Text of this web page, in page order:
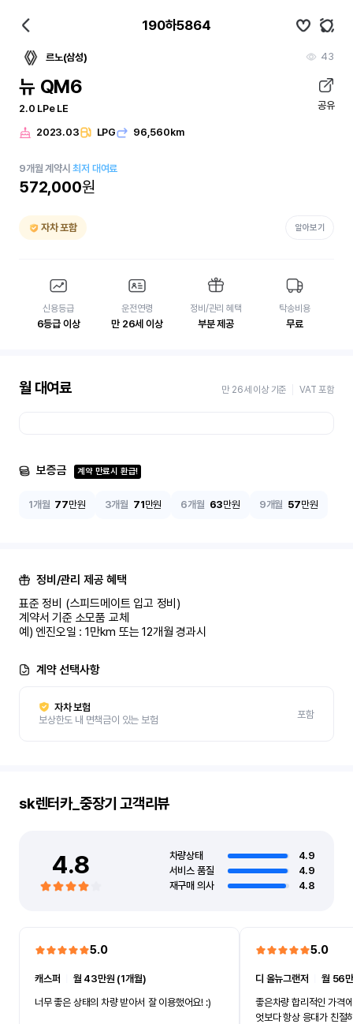
190하5864
르노(삼성) 43
뉴 QM6
2.0 LPe LE 공유
2023.03 LPG 96,560km
9개월 계약시최저 대여료
572,000원
자차 포함 알아보기
신용등급
6등급 이상
운전연령
만 26세 이상
정비/관리 혜택
부분 제공
탁송비용
무료
월 대여료 만 26세 이상 기준 VAT 포함
보증금 계약 만료시 환급!
1개월 77만원 3개월 71만원 6개월 63만원 9개월 57만원
정비/관리 제공 혜택
표준 정비 (스피드메이트 입고 정비)
계약서 기준 소모품 교체
예) 엔진오일 : 1만km 또는 12개월 경과시
계약 선택사항
자차 보험
보상한도 내 면책금이 있는 보험
포함
sk렌터카_중장기 고객리뷰
4.8 차량상태
4.9
서비스 품질
4.9
재구매 의사
4.8
5.0
캐스퍼
월 43만원 (1개월)
너무 좋은 상태의 차량 받아서 잘 이용했어요! :)
5.0
디 올뉴그랜저 ㅣ월 56
좋은차량 합리적인 가격
엇보다 항상 응대가 친절